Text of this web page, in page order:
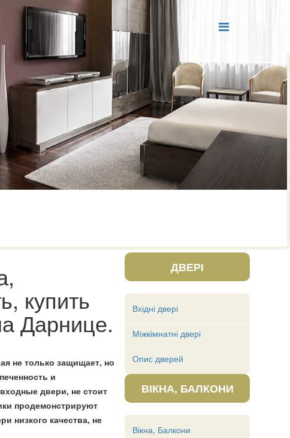
купить
Дарнице.
не только защищает, но
и
двери, не стоит
продемонстрируют
низкого качества, не
ДВЕРІ
Вхідні двері
Міжкімнатні двері
Опис дверей
ВІКНА, БАЛКОНИ
Вікна, Балкони